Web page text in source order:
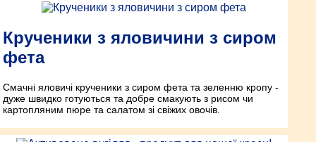
Крученики з яловичини з сиром
фета
Смачні яловичі крученики з сиром фета та зеленню кропу -
дуже швидко готуються та добре смакують з рисом чи
картопляним пюре та салатом зі свіжих овочів.